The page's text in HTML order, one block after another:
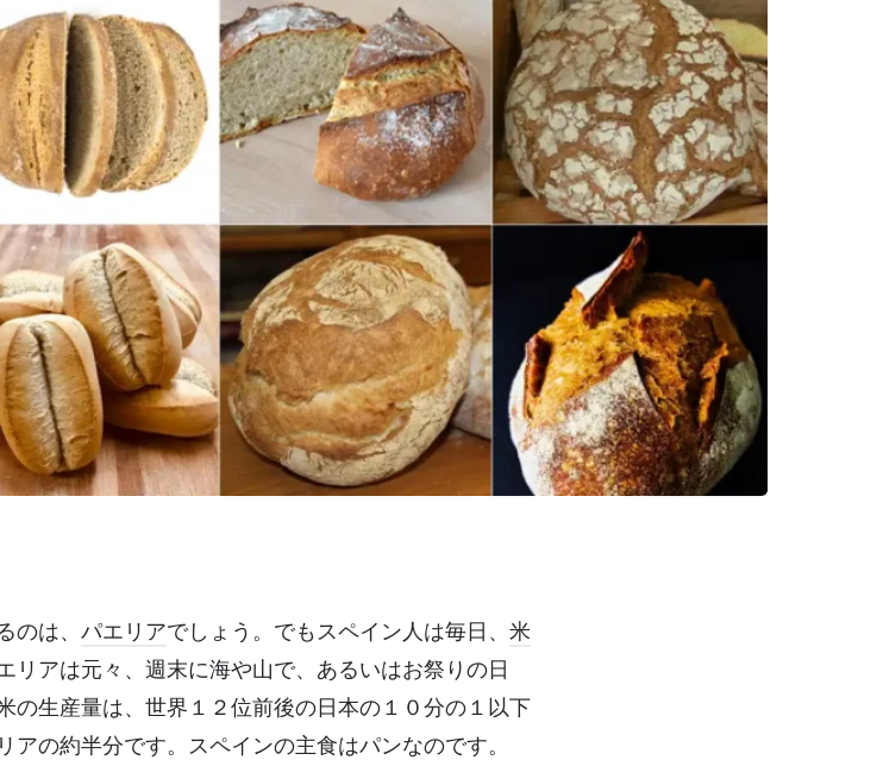
のは、 パエリアでしょう。でもスペイン人は毎日、 米
リアは元々、週末に海や山で、あるいはお祭りの日
の生産量は、世界１２位前後の日本の１０分の１以下
の約半分です。スペインの主食はパンなのです。